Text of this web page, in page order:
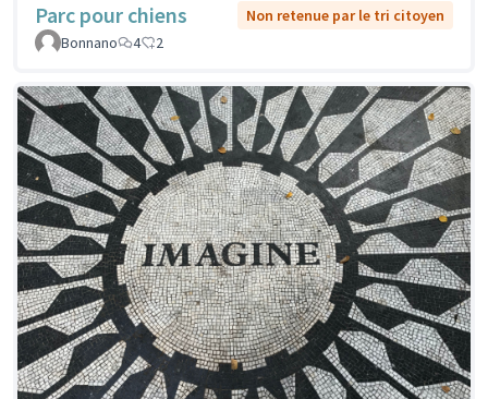
Parc pour chiens
Non retenue par le tri citoyen
Bonnano
4 2